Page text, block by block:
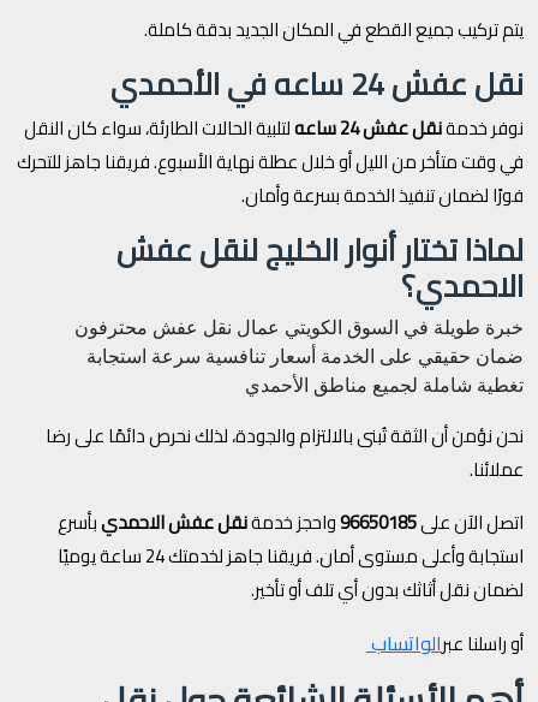
يتم تركيب جميع القطع في المكان الجديد بدقة كاملة.
نقل عفش 24 ساعه في الأحمدي
نوفر خدمةنقل عفش 24 ساعه
لتلبية الحالات الطارئة، سواء كان النقل
في وقت متأخر من الليل أو خلال عطلة نهاية الأسبوع. فريقنا جاهز للتحرك
فورًا لضمان تنفيذ الخدمة بسرعة وأمان.
لماذا تختار أنوار الخليج لنقل عفش
الاحمدي؟
خبرة طويلة في السوق الكويتي عمال نقل عفش محترفون
ضمان حقيقي على الخدمة أسعار تنافسية سرعة استجابة
تغطية شاملة لجميع مناطق الأحمدي
نحن نؤمن أن الثقة تُبنى بالالتزام والجودة، لذلك نحرص دائمًا على رضا
عملائنا.
اتصل الآن على96650185واحجز خدمةنقل عفش الاحمديبأسرع
استجابة وأعلى مستوى أمان. فريقنا جاهز لخدمتك 24 ساعة يوميًا
لضمان نقل أثاثك بدون أي تلف أو تأخير.
أو راسلنا عبرالواتساب